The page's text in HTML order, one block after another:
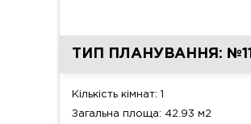
ТИП ПЛАНУВАННЯ: №11
Кількість кімнат: 1
Загальна площа: 42.93 м2